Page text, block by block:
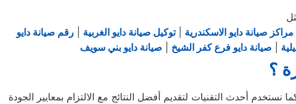
مراكز صيانة دايو الاسكندرية |توكيل صيانة دايو الغربية
رقم صيانة دايو
صيانة دايو فرع كفر الشيخ صيانة دايو بني سويف
؟
أحدث التقنيات لتقديم أفضل النتائج مع الالتزام بمعايير الجودة